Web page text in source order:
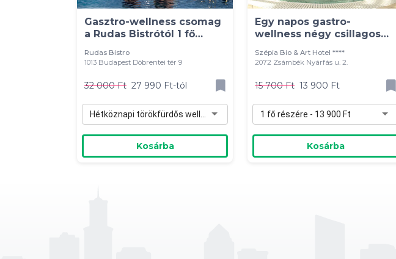
Gasztro-wellness csomag
a Rudas Bistrótól 1 fő
Rudas Bistro
1013 Budapest Döbrentei tér 9
32 000 Ft 27 990 Ft-tól
Kosárba
Egy napos gastro-
wellness négy csillagos
Szépia Bio & Art Hotel ****
2072 Zsámbék Nyárfás u. 2.
15 700 Ft 13 900 Ft
1 fő részére - 13 900 Ft
Kosárba